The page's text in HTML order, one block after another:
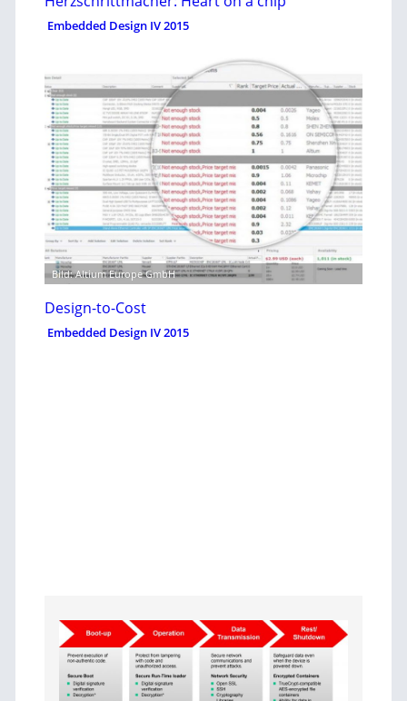
Embedded Design IV 2015
Bild: Altium Europe GmbH
Design-to-Cost
Embedded Design IV 2015